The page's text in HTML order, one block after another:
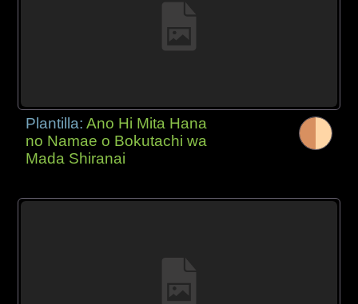
Plantilla:Ano Hi Mita Hana
no Namae o Bokutachi wa
Mada Shiranai